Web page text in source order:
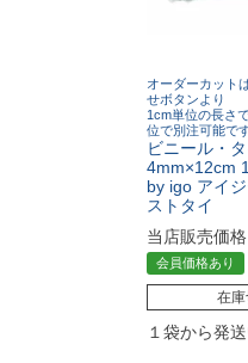
オーダーカット
せボタンより
1cm単位の長さ
位で別注可能で
ビニール・
4mm×12cm
by igo アイ
ストタイ
当店販売価格
会員価格あり
在
１袋から発